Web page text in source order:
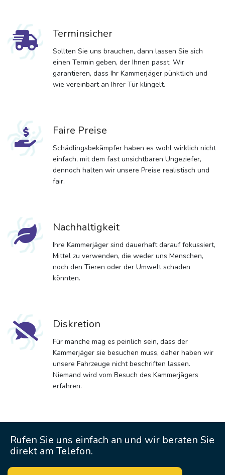
Terminsicher
Sollten Sie uns brauchen, dann lassen Sie sich
einen Termin geben, der Ihnen passt. Wir
garantieren, dass Ihr Kammerjäger pünktlich und
wie vereinbart an Ihrer Tür klingelt.
Faire Preise
Schädlingsbekämpfer haben es wohl wirklich nicht
einfach, mit dem fast unsichtbaren Ungeziefer,
dennoch halten wir unsere Preise realistisch und
fair.
Nachhaltigkeit
Ihre Kammerjäger sind dauerhaft darauf fokussiert,
Mittel zu verwenden, die weder uns Menschen,
noch den Tieren oder der Umwelt schaden
könnten.
Diskretion
Für manche mag es peinlich sein, dass der
Kammerjäger sie besuchen muss, daher haben wir
unsere Fahrzeuge nicht beschriften lassen.
Niemand wird vom Besuch des Kammerjägers
erfahren.
Rufen Sie uns einfach an und wir beraten Sie
direkt am Telefon.